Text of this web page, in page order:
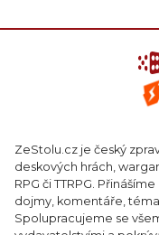
ZeStolu.cz je český
deskových hrách,
RPG či TTRPG.
dojmy, komentáře,
Spolupracujeme se